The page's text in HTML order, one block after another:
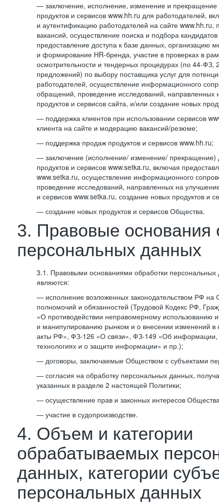
— заключение, исполнение, изменение и прекращение
продуктов и сервисов www.hh.ru для работодателей,
и аутентификацию работодателей на сайте www.hh.ru,
вакансий, осуществление поиска и подбора
предоставление доступа к базе данных, организацию
и формирование HR-бренда, участие в проверках в
осмотрительности и тендерных процедурах (по 44-ФЗ,
предложений) по выбору поставщика услуг для
работодателей, осуществление информационного
обращений, проведение исследований, направленных
продуктов и сервисов сайта, и/или создание новых
— поддержка клиентов при использовании сервисов
клиента на сайте и модерацию вакансий/резюме;
— поддержка продаж продуктов и сервисов www.hh.ru;
— заключение (исполнение/ изменение/ прекращение)
продуктов и сервисов www.setka.ru, включая
www.setka.ru, осуществление информационного
проведение исследований, направленных на
и сервисов www.setka.ru, создание новых продуктов и
— создание новых продуктов и сервисов Общества.
3. Правовые основания
персональных данных
3.1. Правовыми основаниями обработки
являются:
— исполнение возложенных законодательством РФ на
полномочий и обязанностей (Трудовой Кодекс РФ,
«О противодействии неправомерному использованию
и манипулированию рынком и о внесении изменений в
акты РФ», ФЗ-126 «О связи», ФЗ-149 «Об
технологиях и о защите информации» и пр.);
— договоры, заключаемые Обществом с субъектами
— согласия на обработку персональных данных,
указанных в разделе 2 настоящей Политики;
— осуществление прав и законных интересов
— участие в судопроизводстве.
4. Объем и категории
обрабатываемых
данных, категории
персональных данных